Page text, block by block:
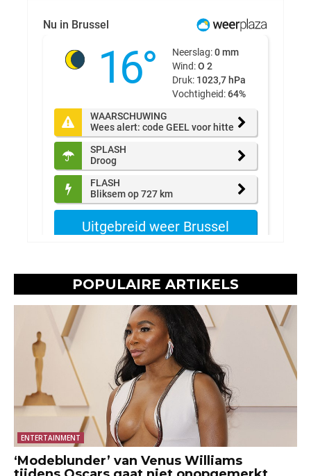
POPULAIRE ARTIKELS
ENTERTAINMENT
‘Modeblunder’ van Venus Williams